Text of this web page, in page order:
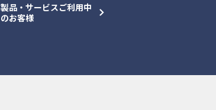
製品・サービスご利用中
のお客様